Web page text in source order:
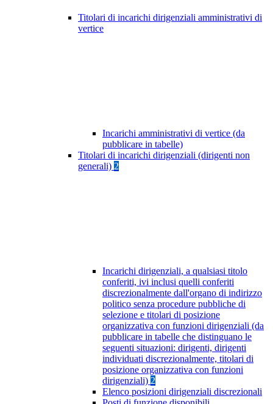
Titolari di incarichi dirigenziali amministrativi di
vertice
Incarichi amministrativi di vertice (da
pubblicare in tabelle)
Titolari di incarichi dirigenziali (dirigenti non
generali) 2
Incarichi dirigenziali, a qualsiasi titolo
conferiti, ivi inclusi quelli conferiti
discrezionalmente dall'organo di indirizzo
politico senza procedure pubbliche di
selezione e titolari di posizione
organizzativa con funzioni dirigenziali (da
pubblicare in tabelle che distinguano le
seguenti situazioni: dirigenti, dirigenti
individuati discrezionalmente, titolari di
posizione organizzativa con funzioni
dirigenziali) 2
Elenco posizioni dirigenziali discrezionali